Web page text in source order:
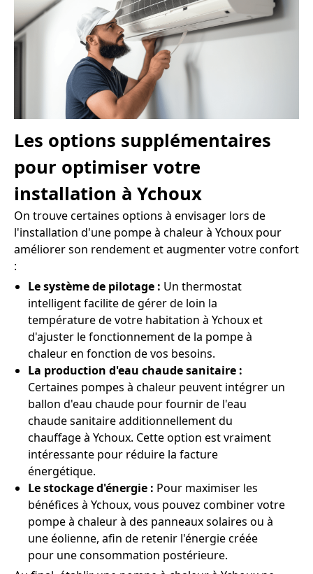
Les options supplémentaires
pour optimiser votre
installation à Ychoux
On trouve certaines options à envisager lors de
l'installation d'une pompe à chaleur à Ychoux pour
améliorer son rendement et augmenter votre confort
:
Le système de pilotage : Un thermostat
intelligent facilite de gérer de loin la
température de votre habitation à Ychoux et
d'ajuster le fonctionnement de la pompe à
chaleur en fonction de vos besoins.
La production d'eau chaude sanitaire :
Certaines pompes à chaleur peuvent intégrer un
ballon d'eau chaude pour fournir de l'eau
chaude sanitaire additionnellement du
chauffage à Ychoux. Cette option est vraiment
intéressante pour réduire la facture
énergétique.
Le stockage d'énergie : Pour maximiser les
bénéfices à Ychoux, vous pouvez combiner votre
pompe à chaleur à des panneaux solaires ou à
une éolienne, afin de retenir l'énergie créée
pour une consommation postérieure.